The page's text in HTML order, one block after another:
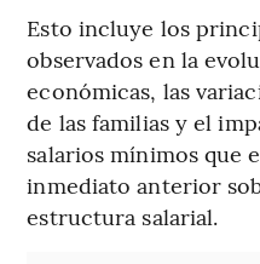
Esto incluye los
observados en la
económicas, las
de las familias y el
salarios mínimos que
inmediato anterior
estructura salarial.